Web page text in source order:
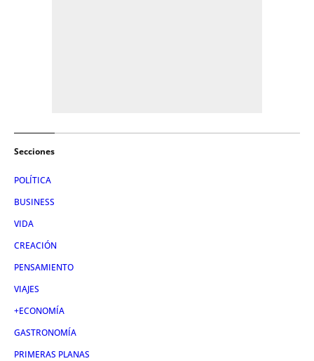
Secciones
POLÍTICA
BUSINESS
VIDA
CREACIÓN
PENSAMIENTO
VIAJES
+ECONOMÍA
GASTRONOMÍA
PRIMERAS PLANAS